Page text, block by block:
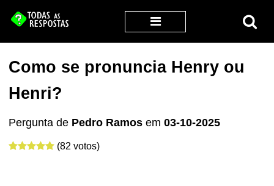
Como se pronuncia Henry ou
Henri?
Pergunta de Pedro Ramos em03-10-2025
(82 votos)